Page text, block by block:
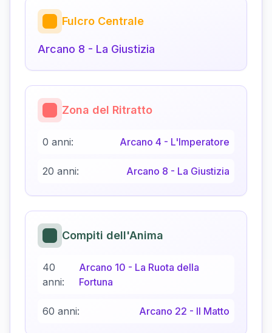
Fulcro Centrale
Arcano 8 - La Giustizia
Zona del Ritratto
0 anni: Arcano 4 - L'Imperatore
20 anni: Arcano 8 - La Giustizia
Compiti dell'Anima
40
anni:
Arcano 10 - La Ruota della
Fortuna
60 anni: Arcano 22 - Il Matto